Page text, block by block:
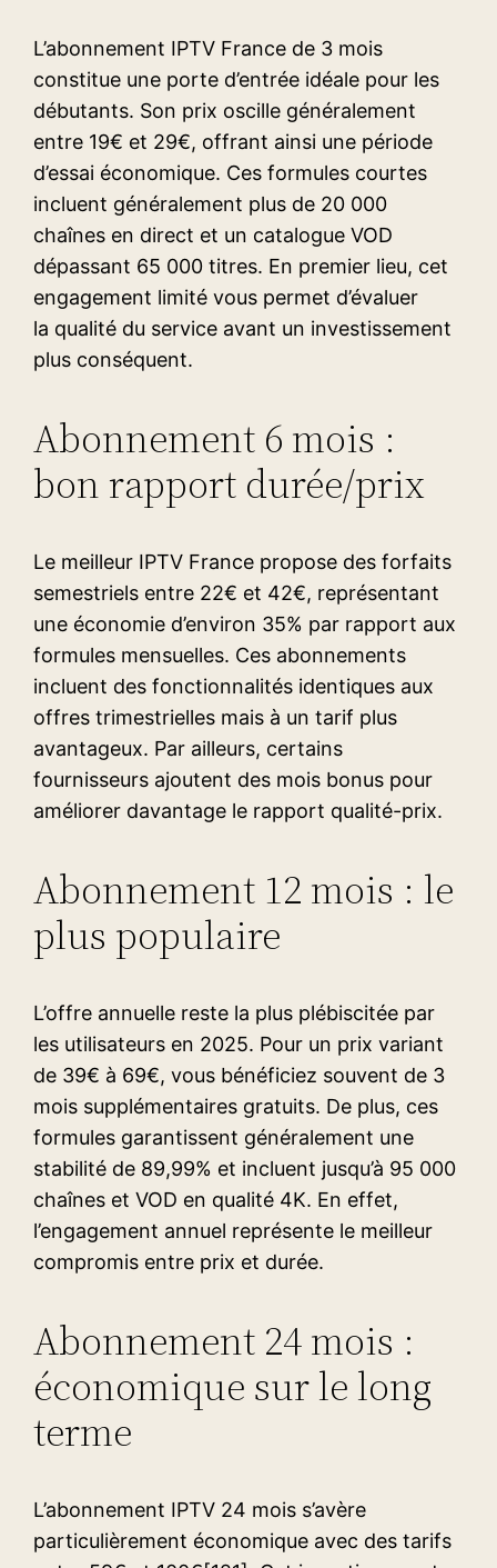
L’abonnement IPTV France de 3 mois
constitue une porte d’entrée idéale pour les
débutants. Son prix oscille généralement
entre 19€ et 29€, offrant ainsi une période
d’essai économique. Ces formules courtes
incluent généralement plus de 20 000
chaînes en direct et un catalogue VOD
dépassant 65 000 titres. En premier lieu, cet
engagement limité vous permet d’évaluer
la qualité du service avant un investissement
plus conséquent.
Abonnement 6 mois :
bon rapport durée/prix
Le meilleur IPTV France propose des forfaits
semestriels entre 22€ et 42€, représentant
une économie d’environ 35% par rapport aux
formules mensuelles. Ces abonnements
incluent des fonctionnalités identiques aux
offres trimestrielles mais à un tarif plus
avantageux. Par ailleurs, certains
fournisseurs ajoutent des mois bonus pour
améliorer davantage le rapport qualité-prix.
Abonnement 12 mois : le
plus populaire
L’offre annuelle reste la plus plébiscitée par
les utilisateurs en 2025. Pour un prix variant
de 39€ à 69€, vous bénéficiez souvent de 3
mois supplémentaires gratuits. De plus, ces
formules garantissent généralement une
stabilité de 89,99% et incluent jusqu’à 95 000
chaînes et VOD en qualité 4K. En effet,
l’engagement annuel représente le meilleur
compromis entre prix et durée.
Abonnement 24 mois :
économique sur le long
terme
L’abonnement IPTV 24 mois s’avère
particulièrement économique avec des tarifs